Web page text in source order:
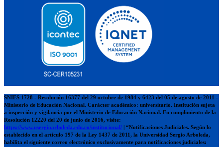
SNIES 1728 - Resolución 16377 del 29 octubre de 1984 y 6423 del 05 de agosto de 2011 -
Ministerio de Educación Nacional. Carácter académico: universitario. Institución sujeta
a inspección y vigilancia por el Ministerio de Educación Nacional. En cumplimiento de la
Resolución 12220 del 20 de junio de 2016, visite:
https://www.usergioarboleda.edu.co/institucional/ | “Notificaciones Judiciales. Según lo
establecido en el artículo 197 de la Ley 1437 de 2011, la Universidad Sergio Arboleda,
habilita el siguiente correo electrónico exclusivamente para notificaciones judiciales: